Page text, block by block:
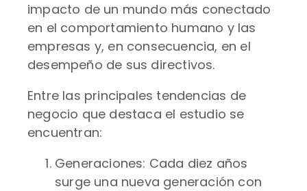
impacto de un mundo más conectado
en el comportamiento humano y las
empresas y, en consecuencia, en el
desempeño de sus directivos.
Entre las principales tendencias de
negocio que destaca el estudio se
encuentran:
Generaciones: Cada diez años
surge una nueva generación con